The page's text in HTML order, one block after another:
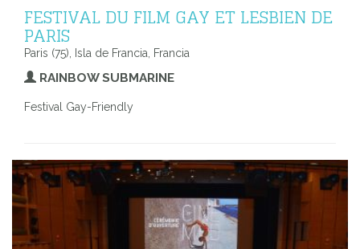
FESTIVAL DU FILM GAY ET LESBIEN DE
PARIS
Paris (75), Isla de Francia, Francia
RAINBOW SUBMARINE
Festival Gay-Friendly